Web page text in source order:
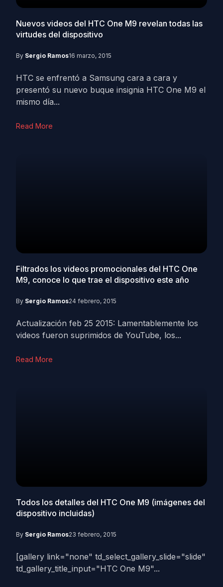
Nuevos videos del HTC One M9 revelan todas las
virtudes del dispositivo
By Sergio Ramos16 marzo, 2015
HTC se enfrentó a Samsung cara a cara y
presentó su nuevo buque insignia HTC One M9 el
mismo día...
Read More
Filtrados los videos promocionales del HTC One
M9, conoce lo que trae el dispositivo este año
By Sergio Ramos24 febrero, 2015
Actualización feb 25 2015: Lamentablemente los
videos fueron suprimidos de YouTube, los...
Read More
Todos los detalles del HTC One M9 (imágenes del
dispositivo incluidas)
By Sergio Ramos23 febrero, 2015
[gallery link="none" td_select_gallery_slide="slide"
td_gallery_title_input="HTC One M9"...